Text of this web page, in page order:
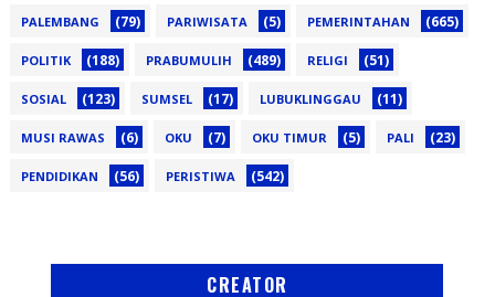
PALEMBANG (79) PARIWISATA (5) PEMERINTAHAN (665)
POLITIK (188) PRABUMULIH (489) RELIGI (51)
SOSIAL (123) SUMSEL (17) LUBUKLINGGAU (11)
MUSI RAWAS (6) OKU (7) OKU TIMUR (5) PALI (23)
PENDIDIKAN (56) PERISTIWA (542)
CREATOR